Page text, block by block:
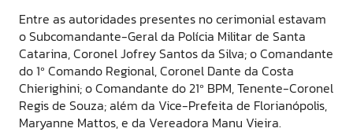
Entre as autoridades presentes no cerimonial estavam
o Subcomandante-Geral da Polícia Militar de Santa
Catarina, Coronel Jofrey Santos da Silva; o Comandante
do 1º Comando Regional, Coronel Dante da Costa
Chierighini; o Comandante do 21º BPM, Tenente-Coronel
Regis de Souza; além da Vice-Prefeita de Florianópolis,
Maryanne Mattos, e da Vereadora Manu Vieira.